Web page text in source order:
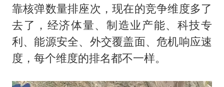
靠核弹数量排座次，现在的竞争维度多了
去了，经济体量、制造业产能、科技专
利、能源安全、外交覆盖面、危机响应速
度，每个维度的排名都不一样。